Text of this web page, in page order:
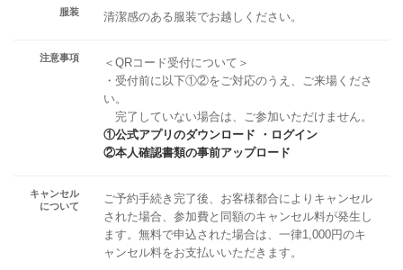
服装 清潔感のある服装でお越しください。
注意事項
＜QRコード受付について＞
・受付前に以下①②をご対応のうえ、ご来場くださ
い。
完了していない場合は、ご参加いただけません。
①公式アプリのダウンロード ・ログイン
②本人確認書類の事前アップロード
キャンセル
について
ご予約手続き完了後、お客様都合によりキャンセル
された場合、参加費と同額のキャンセル料が発生し
ます。無料で申込された場合は、一律1,000円のキ
ャンセル料をお支払いいただきます。